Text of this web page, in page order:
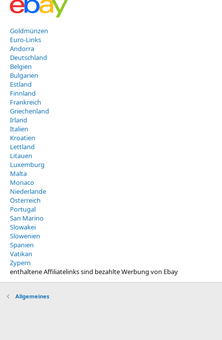
Goldmünzen
Euro-Links
Andorra
Deutschland
Belgien
Bulgarien
Estland
Finnland
Frankreich
Griechenland
Irland
Italien
Kroatien
Lettland
Litauen
Luxemburg
Malta
Monaco
Niederlande
Österreich
Portugal
San Marino
Slowakei
Slowenien
Spanien
Vatikan
Zypern
enthaltene Affiliatelinks sind bezahlte Werbung von Ebay
Allgemeines